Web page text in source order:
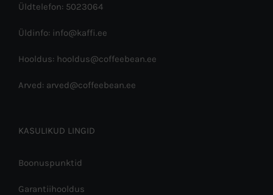
Üldtelefon: 5023064
Üldinfo: info@kaffi.ee
Hooldus: hooldus@coffeebean.ee
Arved: arved@coffeebean.ee
KASULIKUD LINGID
Boonuspunktid
Garantiihooldus